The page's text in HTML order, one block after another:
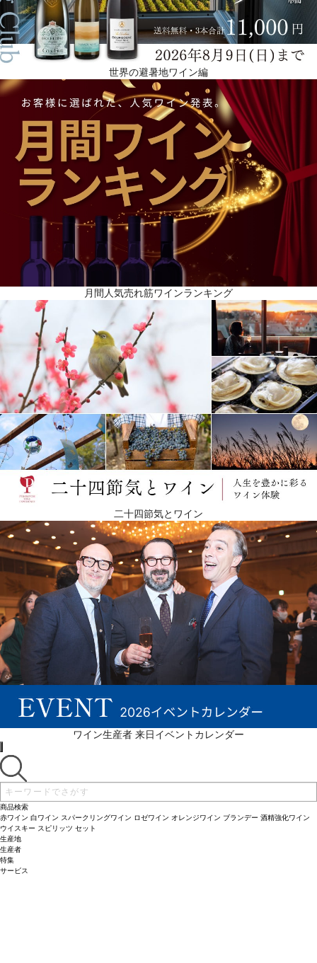
世界の避暑地ワイン編
月間人気売れ筋ワインランキング
二十四節気とワイン
ワイン生産者 来日イベントカレンダー
商品検索
赤ワイン 白ワイン スパークリングワイン ロゼワイン オレンジワイン ブランデー 酒精強化ワイン
ウイスキー スピリッツ セット
生産地
生産者
特集
サービス